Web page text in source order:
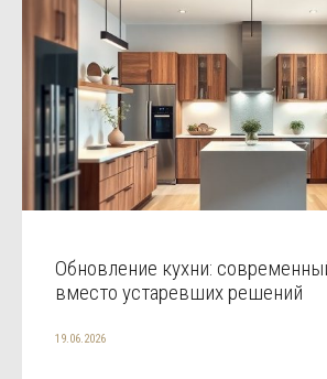
Обновление кухни:
вместо устаревших решений
19.06.2026